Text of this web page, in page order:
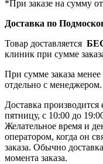
*При заказе на сумму от
Доставка по
Товар доставляется
клиник при сумме
При сумме заказа менее
отдельно с менеджером.
Доставка
пятницу, с 10:00 до
Желательное время и
оператором, когда он
заказа. Обычно
момента заказа.